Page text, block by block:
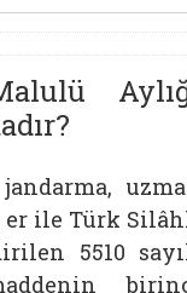
er ile Türk
5510